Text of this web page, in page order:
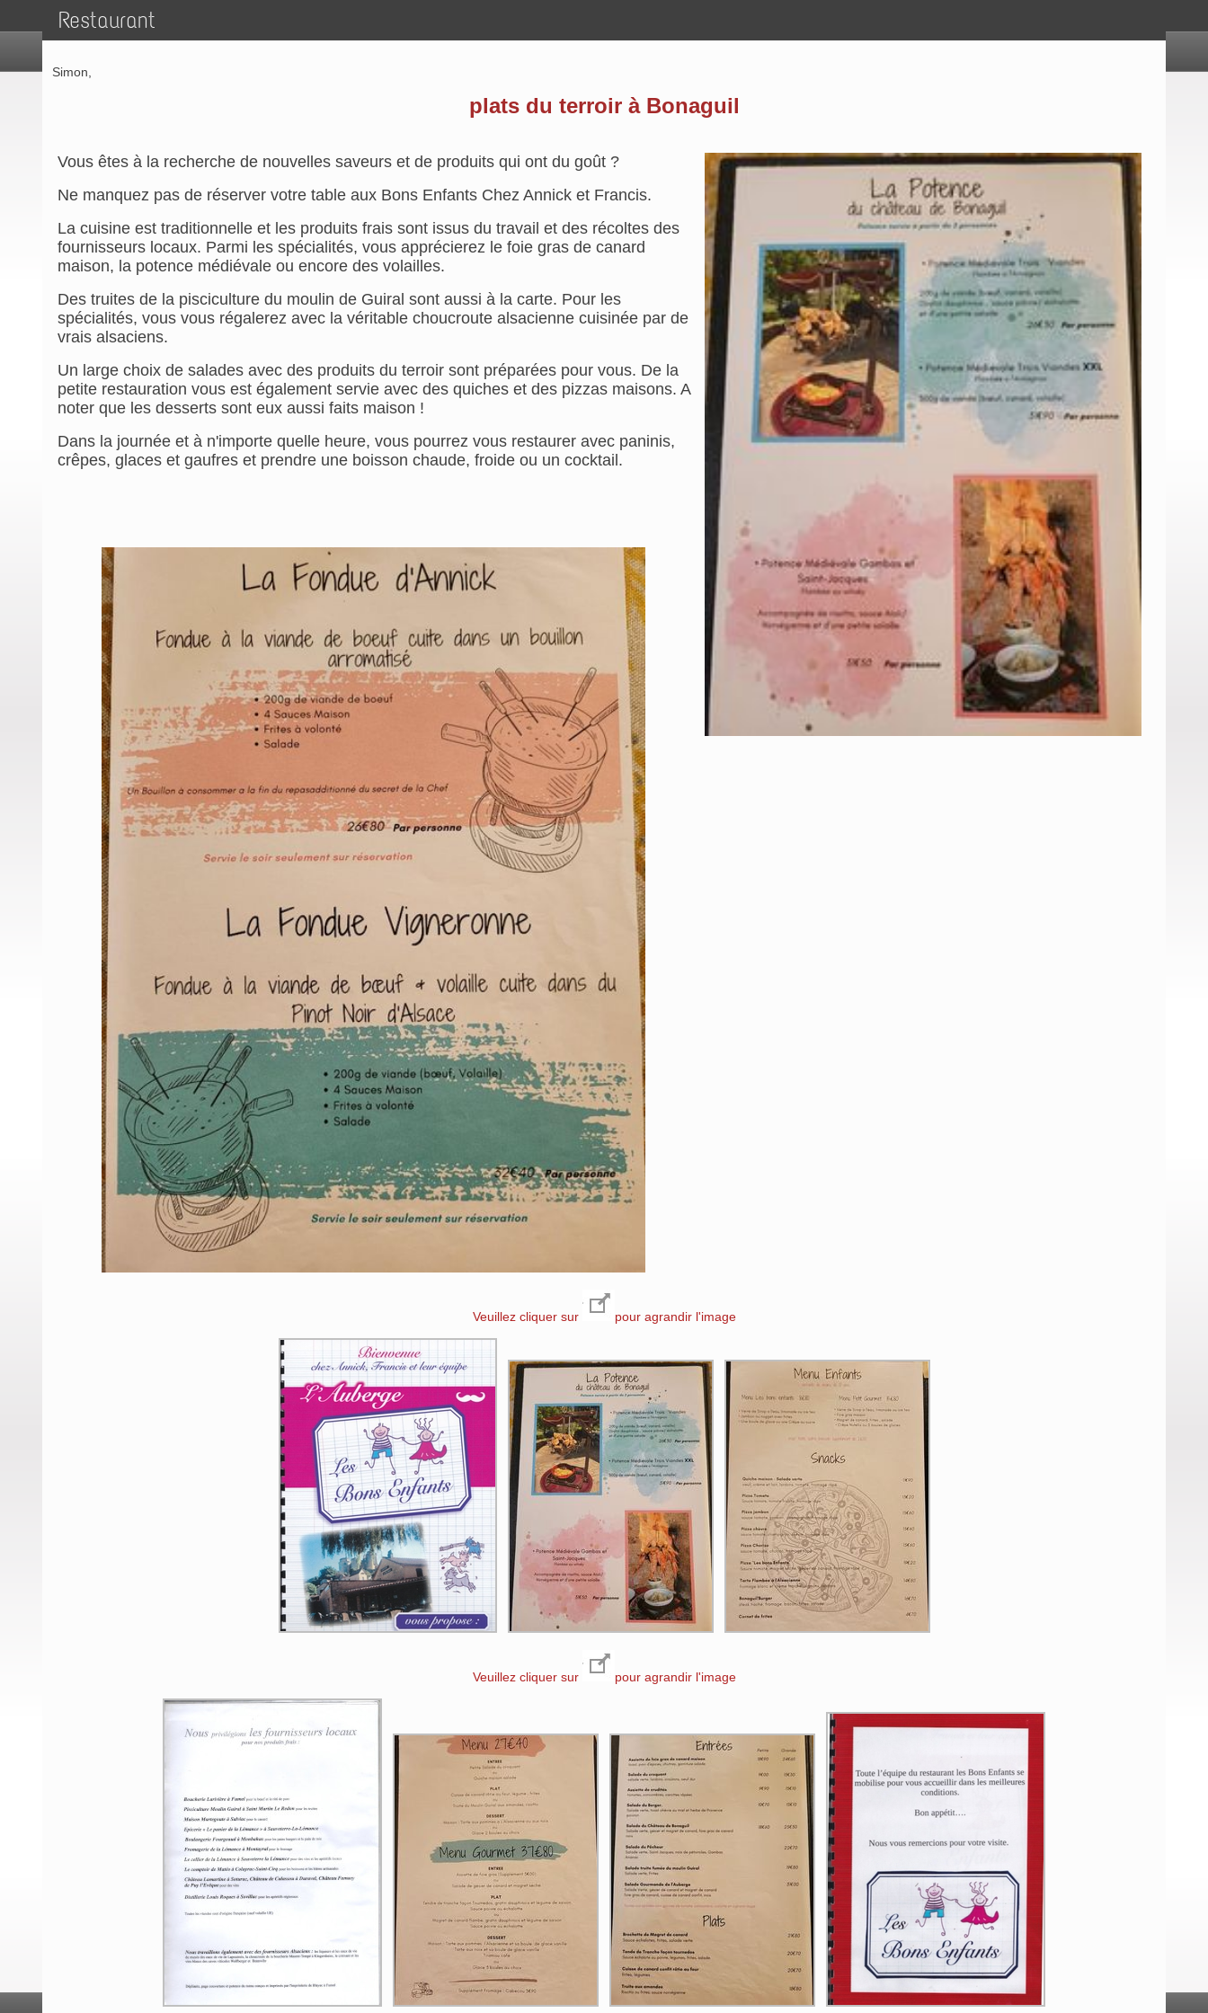
Restaurant
Simon,
plats du terroir à Bonaguil
Vous êtes à la recherche de nouvelles saveurs et de produits qui ont du goût ?
Ne manquez pas de réserver votre table aux Bons Enfants Chez Annick et Francis.
La cuisine est traditionnelle et les produits frais sont issus du travail et des récoltes des
fournisseurs locaux. Parmi les spécialités, vous apprécierez le foie gras de canard
maison, la potence médiévale ou encore des volailles.
Des truites de la pisciculture du moulin de Guiral sont aussi à la carte. Pour les
spécialités, vous vous régalerez avec la véritable choucroute alsacienne cuisinée par de
vrais alsaciens.
Un large choix de salades avec des produits du terroir sont préparées pour vous. De la
petite restauration vous est également servie avec des quiches et des pizzas maisons. A
noter que les desserts sont eux aussi faits maison !
Dans la journée et à n'importe quelle heure, vous pourrez vous restaurer avec paninis,
crêpes, glaces et gaufres et prendre une boisson chaude, froide ou un cocktail.
Veuillez cliquer sur pour agrandir l'image
Veuillez cliquer sur pour agrandir l'image